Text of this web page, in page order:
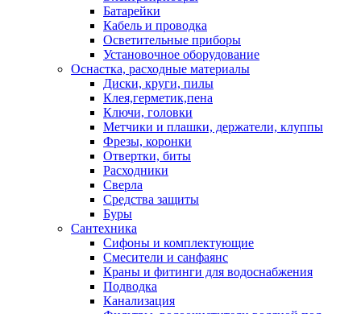
Батарейки
Кабель и проводка
Осветительные приборы
Установочное оборудование
Оснастка, расходные материалы
Диски, круги, пилы
Клея,герметик,пена
Ключи, головки
Метчики и плашки, держатели, клуппы
Фрезы, коронки
Отвертки, биты
Расходники
Сверла
Средства защиты
Буры
Сантехника
Сифоны и комплектующие
Смесители и санфаянс
Краны и фитинги для водоснабжения
Подводка
Канализация